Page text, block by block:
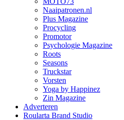
Naaipatronen.nl
Plus Magazine
Procycling
Promotor
Psychologie Magazine
Roots
Seasons
Truckstar
Vorsten
Yoga by Happinez
Zin Magazine
Adverteren
Roularta Brand Studio